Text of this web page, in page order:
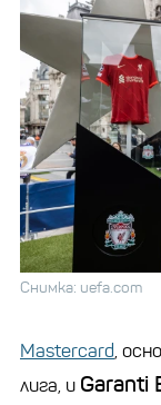
Снимка: uefa.com
Mastercard,
лига, и Garanti